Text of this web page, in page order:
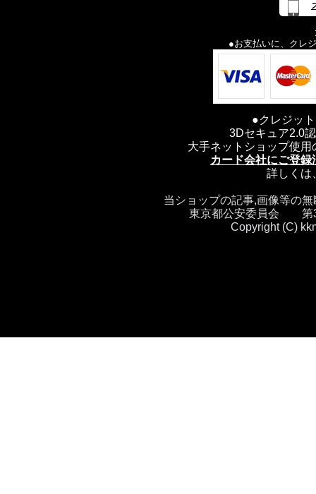
●お支払いに、クレ
●クレジッ
3Dセキュア2.0
大手ネットショップ使
カード会社にご登
詳しく
当ショップの記事,画像等の
東京都公安委員会 第
Copyright (C)